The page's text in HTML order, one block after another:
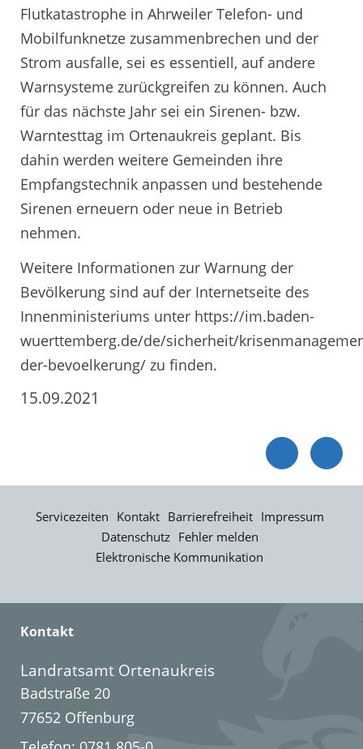
Flutkatastrophe in Ahrweiler Telefon- und
Mobilfunknetze zusammenbrechen und der
Strom ausfalle, sei es essentiell, auf andere
Warnsysteme zurückgreifen zu können. Auch
für das nächste Jahr sei ein Sirenen- bzw.
Warntesttag im Ortenaukreis geplant. Bis
dahin werden weitere Gemeinden ihre
Empfangstechnik anpassen und bestehende
Sirenen erneuern oder neue in Betrieb
nehmen.
Weitere Informationen zur Warnung der
Bevölkerung sind auf der Internetseite des
Innenministeriums unter https://im.baden-
wuerttemberg.de/de/sicherheit/
der-bevoelkerung/ zu finden.
15.09.2021
Servicezeiten Kontakt Barrierefreiheit Impressum
Datenschutz Fehler melden
Elektronische Kommunikation
Kontakt
Landratsamt Ortenaukreis
Badstraße 20
77652 Offenburg